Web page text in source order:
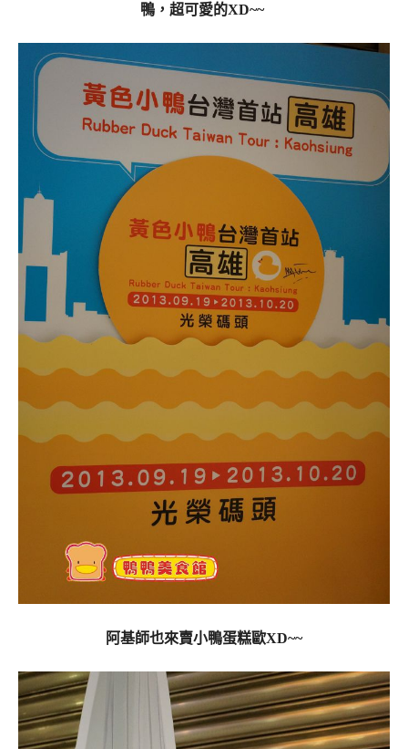
鴨，超可愛的XD~~
阿基師也來賣小鴨蛋糕歐XD~~